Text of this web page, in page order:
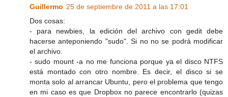
Guillermo 25 de septiembre de 2011 a las 17:01
Dos cosas:
- para newbies, la edición del archivo con gedit debe
hacerse anteponiendo "sudo". Si no no se podrá modificar
el archivo.
- sudo mount -a no me funciona porque ya el disco NTFS
está montado con otro nombre. Es decir, el disco si se
monta solo al arrancar Ubuntu, pero el problema que tengo
en mi caso es que Dropbox no parece encontrarlo (quizas